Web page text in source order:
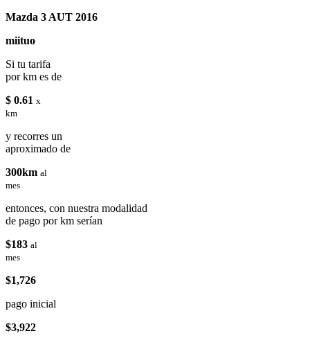
Mazda 3 AUT 2016
miituo
Si tu tarifa
por km es de
$ 0.61 x
km
y recorres un
aproximado de
300km al
mes
entonces, con nuestra modalidad
de pago por km serían
$183 al
mes
$1,726
pago inicial
$3,922